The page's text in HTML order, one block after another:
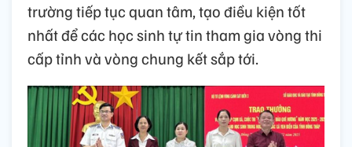
trường tiếp tục quan tâm, tạo điều kiện tốt
nhất để các học sinh tự tin tham gia vòng thi
cấp tỉnh và vòng chung kết sắp tới.